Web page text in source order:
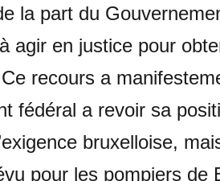
la part du
agir en justice pour
recours a
fédéral a revoir sa
bruxelloise,
pour les pompiers de